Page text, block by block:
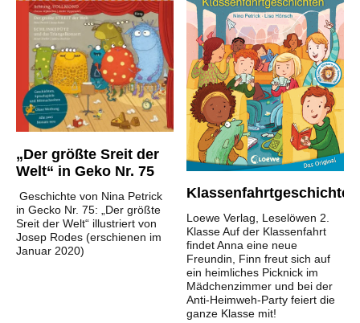
„Der größte Sreit der
Welt“ in Geko Nr. 75
Geschichte von Nina Petrick
in Gecko Nr. 75: „Der größte
Sreit der Welt“ illustriert von
Josep Rodes (erschienen im
Januar 2020)
Klassenfahrtgeschichten
Loewe Verlag, Leselöwen 2.
Klasse Auf der Klassenfahrt
findet Anna eine neue
Freundin, Finn freut sich auf
ein heimliches Picknick im
Mädchenzimmer und bei der
Anti-Heimweh-Party feiert die
ganze Klasse mit!